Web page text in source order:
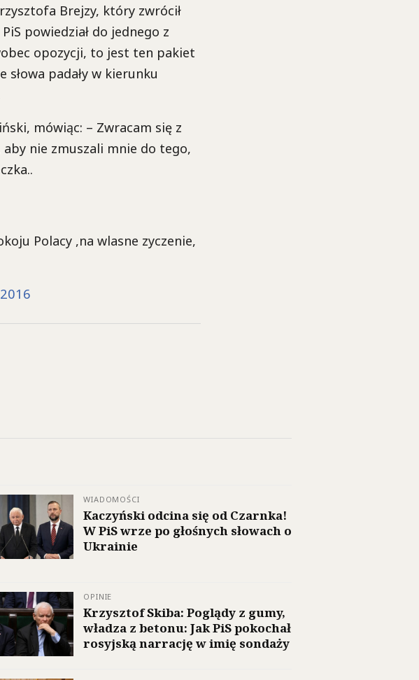
Brejzy, który zwrócił
powiedział do jednego z
opozycji, to jest ten pakiet
słowa padały w kierunku
mówiąc: – Zwracam się z
nie zmuszali mnie do tego,
Polacy ,na wlasne zyczenie,
WIADOMOŚCI
Kaczyński odcina się od Czarnka!
W PiS wrze po głośnych słowach o
Ukrainie
OPINIE
Krzysztof Skiba: Poglądy z gumy,
władza z betonu: Jak PiS pokochał
rosyjską narrację w imię sondaży